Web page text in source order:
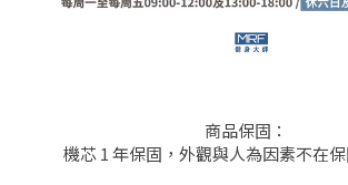
商品保固：
機芯 1 年保固，外觀與人為因素不在保